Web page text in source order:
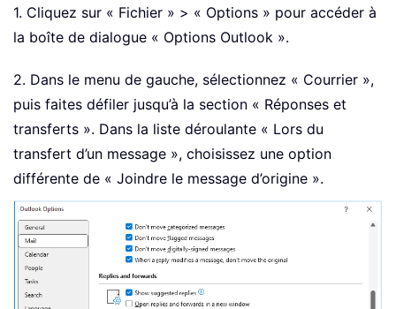
1. Cliquez sur « Fichier » > « Options » pour accéder à
la boîte de dialogue « Options Outlook ».
2. Dans le menu de gauche, sélectionnez « Courrier »,
puis faites défiler jusqu’à la section « Réponses et
transferts ». Dans la liste déroulante « Lors du
transfert d’un message », choisissez une option
différente de « Joindre le message d’origine ».